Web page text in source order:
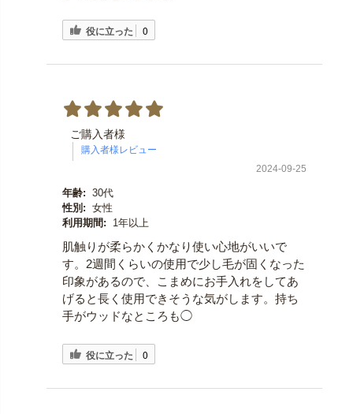
役に立った 0
ご購入者様
2024-09-25
年齢: 30代
性別: 女性
利用期間:
1年以上
肌触りが柔らかくかなり使い心地がいいで
す。2週間くらいの使用で少し毛が固くなった
印象があるので、こまめにお手入れをしてあ
げると長く使用できそうな気がします。持ち
手がウッドなところも◯
役に立った 0